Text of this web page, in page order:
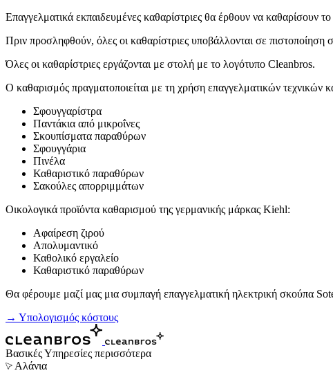
Επαγγελματικά εκπαιδευμένες καθαρίστριες θα έρθουν να καθαρίσουν
Πριν προσληφθούν, όλες οι καθαρίστριες υποβάλλονται σε
Όλες οι καθαρίστριες εργάζονται με στολή με το λογότυπο Cleanbros.
Ο καθαρισμός πραγματοποιείται με τη χρήση επαγγελματικών τεχνικών
Σφουγγαρίστρα
Παντάκια από μικροΐνες
Σκουπίσματα παραθύρων
Σφουγγάρια
Πινέλα
Καθαριστικό παραθύρων
Σακούλες απορριμμάτων
Οικολογικά προϊόντα καθαρισμού της γερμανικής μάρκας Kiehl:
Αφαίρεση ζιρού
Απολυμαντικό
Καθολικό εργαλείο
Καθαριστικό παραθύρων
Θα φέρουμε μαζί μας μια συμπαγή επαγγελματική ηλεκτρική σκούπα
→ Υπολογισμός κόστους
Βασικές Υπηρεσίες περισσότερα
Αλάνια